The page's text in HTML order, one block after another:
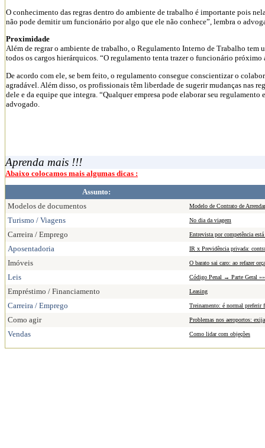
O conhecimento das regras dentro do ambiente de trabalho é importante pois
não pode demitir um funcionário por algo que ele não conhece”, lembra o
Proximidade
Além de regrar o ambiente de trabalho, o Regulamento Interno de Trabalho
todos os cargos hierárquicos. “O regulamento tenta trazer o funcionário próximo
De acordo com ele, se bem feito, o regulamento consegue conscientizar o
agradável. Além disso, os profissionais têm liberdade de sugerir mudanças nas
dele e da equipe que integra. “Qualquer empresa pode elaborar seu
advogado.
Aprenda mais !!!
Abaixo colocamos mais algumas dicas :
Assunto:
Modelos de documentos
Modelo de Contrato de
Turismo / Viagens No dia da viagem
Carreira / Emprego Entrevista por competência está
Aposentadoria IR x Previdência privada:
Imóveis O barato sai caro: ao refazer
Leis Código Penal → Parte Geral
Empréstimo / Financiamento Leasing
Carreira / Emprego Treinamento: é normal preferir
Como agir Problemas nos aeroportos:
Vendas Como lidar com objeções